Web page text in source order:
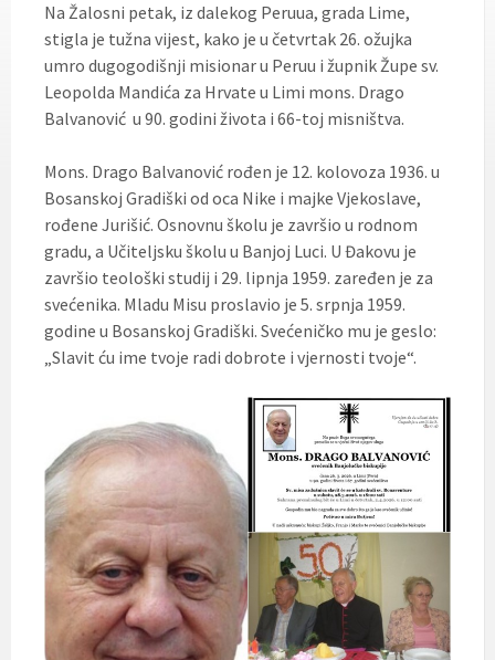
Na Žalosni petak, iz dalekog Peruua, grada Lime,
stigla je tužna vijest, kako je u četvrtak 26. ožujka
umro dugogodišnji misionar u Peruu i župnik Župe sv.
Leopolda Mandića za Hrvate u Limi mons. Drago
Balvanović u 90. godini života i 66-toj misništva.
Mons. Drago Balvanović rođen je 12. kolovoza 1936. u
Bosanskoj Gradiški od oca Nike i majke Vjekoslave,
rođene Jurišić. Osnovnu školu je završio u rodnom
gradu, a Učiteljsku školu u Banjoj Luci. U Đakovu je
završio teološki studij i 29. lipnja 1959. zaređen je za
svećenika. Mladu Misu proslavio je 5. srpnja 1959.
godine u Bosanskoj Gradiški. Svećeničko mu je geslo:
„Slavit ću ime tvoje radi dobrote i vjernosti tvoje“.